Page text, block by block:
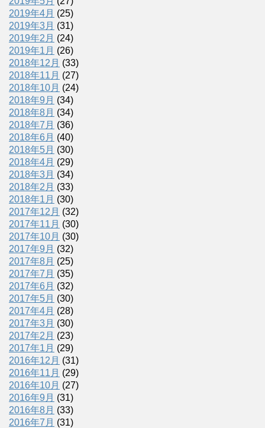
2019年4月 (25)
2019年3月 (31)
2019年2月 (24)
2019年1月 (26)
2018年12月 (33)
2018年11月 (27)
2018年10月 (24)
2018年9月 (34)
2018年8月 (34)
2018年7月 (36)
2018年6月 (40)
2018年5月 (30)
2018年4月 (29)
2018年3月 (34)
2018年2月 (33)
2018年1月 (30)
2017年12月 (32)
2017年11月 (30)
2017年10月 (30)
2017年9月 (32)
2017年8月 (25)
2017年7月 (35)
2017年6月 (32)
2017年5月 (30)
2017年4月 (28)
2017年3月 (30)
2017年2月 (23)
2017年1月 (29)
2016年12月 (31)
2016年11月 (29)
2016年10月 (27)
2016年9月 (31)
2016年8月 (33)
2016年7月 (31)